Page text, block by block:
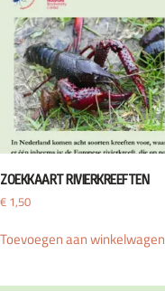
ZOEKKAART RIVIERKREEFTEN
€ 1,50
Toevoegen aan winkelwagen